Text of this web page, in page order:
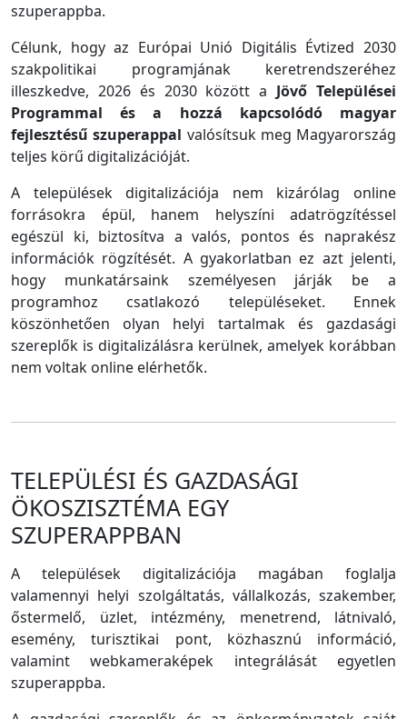
szuperappba.
Célunk, hogy az Európai Unió Digitális Évtized 2030
szakpolitikai programjának keretrendszeréhez
illeszkedve, 2026 és 2030 között a Jövő Települései
Programmal és a hozzá kapcsolódó magyar
fejlesztésű szuperappal valósítsuk meg Magyarország
teljes körű digitalizációját.
A települések digitalizációja nem kizárólag online
forrásokra épül, hanem helyszíni adatrögzítéssel
egészül ki, biztosítva a valós, pontos és naprakész
információk rögzítését. A gyakorlatban ez azt jelenti,
hogy munkatársaink személyesen járják be a
programhoz csatlakozó településeket. Ennek
köszönhetően olyan helyi tartalmak és gazdasági
szereplők is digitalizálásra kerülnek, amelyek korábban
nem voltak online elérhetők.
TELEPÜLÉSI ÉS GAZDASÁGI
ÖKOSZISZTÉMA EGY
SZUPERAPPBAN
A települések digitalizációja magában foglalja
valamennyi helyi szolgáltatás, vállalkozás, szakember,
őstermelő, üzlet, intézmény, menetrend, látnivaló,
esemény, turisztikai pont, közhasznú információ,
valamint webkameraképek integrálását egyetlen
szuperappba.